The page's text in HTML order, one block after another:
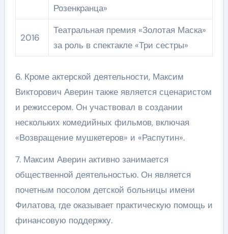
Розенкранца»
2016
Театральная премия «Золотая Маска»
за роль в спектакле «Три сестры»
6. Кроме актерской деятельности, Максим
Викторович Аверин также является сценаристом
и режиссером. Он участвовал в создании
нескольких комедийных фильмов, включая
«Возвращение мушкетеров» и «Распутин».
7. Максим Аверин активно занимается
общественной деятельностью. Он является
почетным посолом детской больницы имени
Филатова, где оказывает практическую помощь и
финансовую поддержку.